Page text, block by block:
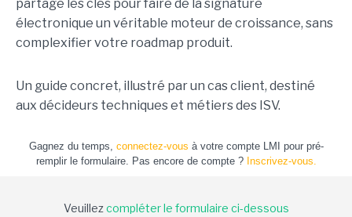
partage les clés pour faire de la signature
électronique un véritable moteur de croissance, sans
complexifier votre roadmap produit.
Un guide concret, illustré par un cas client, destiné
aux décideurs techniques et métiers des ISV.
Gagnez du temps, connectez-vous à votre compte LMI pour pré-
remplir le formulaire. Pas encore de compte ? Inscrivez-vous.
Veuillezcompléter le formulaire ci-dessous